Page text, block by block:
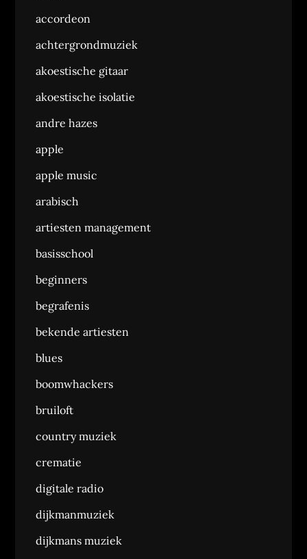
accordeon
achtergrondmuziek
akoestische gitaar
akoestische isolatie
andre hazes
apple
apple music
arabisch
artiesten management
basisschool
beginners
begrafenis
bekende artiesten
blues
boomwhackers
bruiloft
country muziek
crematie
digitale radio
dijkmanmuziek
dijkmans muziek